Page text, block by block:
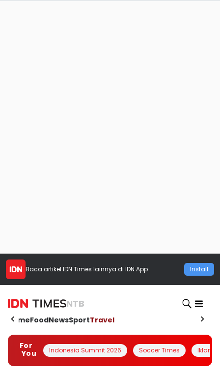
Baca artikel IDN Times lainnya di IDN App Install
NTB
HomeFoodNewsSportTravel
For
You
Indonesia Summit 2026 Soccer Times Iklanin